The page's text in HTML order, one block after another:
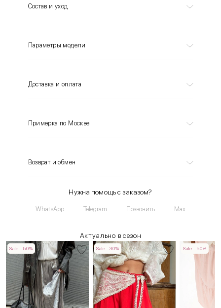
Состав и уход
Параметры модели
Доставка и оплата
Примерка по Москве
Возврат и обмен
Нужна помощь с заказом?
WhatsApp Telegram Позвонить Max
Актуально в сезон
Sale -50% Sale -30% Sale -50%